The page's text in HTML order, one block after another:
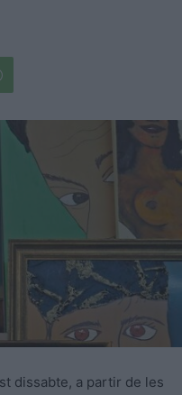
dissabte, a partir de les